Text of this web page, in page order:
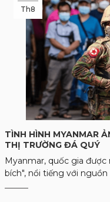
Th8
TÌNH HÌNH MYANMAR
THỊ TRƯỜNG ĐÁ QUÝ
Myanmar, quốc gia
bích", nổi tiếng với nguồn